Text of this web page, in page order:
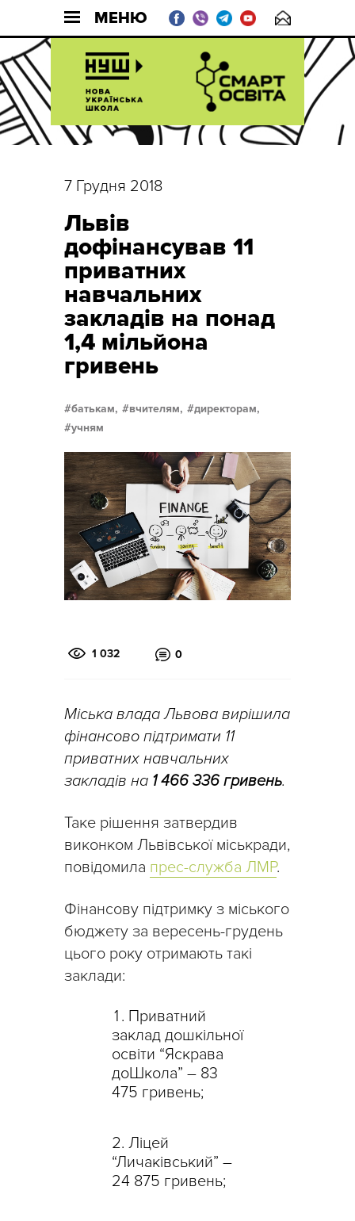
МЕНЮ
7 Грудня 2018
Львів
дофінансував 11
приватних
навчальних
закладів на понад
1,4 мільйона
гривень
батькам, вчителям,
директорам,
учням
1 032 0
Міська влада Львова вирішила
фінансово підтримати 11
приватних навчальних
закладів на 1 466 336 гривень.
Таке рішення затвердив
виконком Львівської міськради,
повідомила прес-служба ЛМР.
Фінансову підтримку з міського
бюджету за вересень-грудень
цього року отримають такі
заклади:
Приватний
заклад дошкільної
освіти “Яскрава
доШкола” – 83
475 гривень;
Ліцей
“Личаківський” –
24 875 гривень;